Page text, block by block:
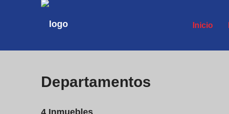
Inicio
Departamentos
4 Inmuebles